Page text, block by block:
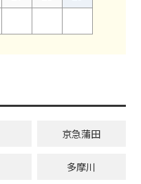
京急蒲田
多摩川